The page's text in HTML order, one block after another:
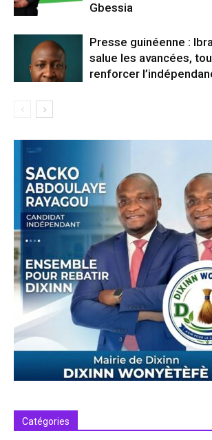
Gbessia
Presse guinéenne :
salue les avancées,
renforcer
Catégories